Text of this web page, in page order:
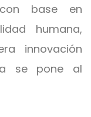
base en
humana,
innovación
se pone al